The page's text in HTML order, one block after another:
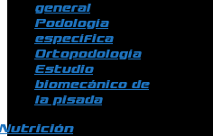
general
Podología
específica
Ortopodología
Estudio
biomecánico de
la pisada